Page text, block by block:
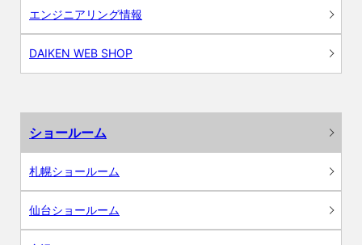
エンジニアリング情報
DAIKEN WEB SHOP
ショールーム
札幌ショールーム
仙台ショールーム